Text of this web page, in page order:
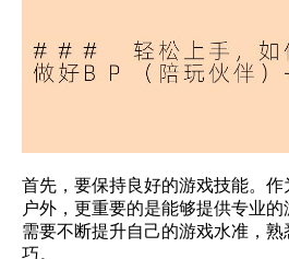
首先，要保持良好的游戏技能。
户外，更重要的是能够提供专业
需要不断提升自己的游戏水准，
巧。